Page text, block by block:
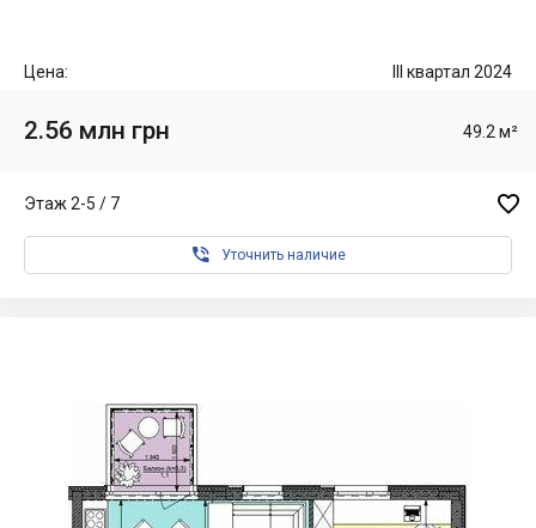
Цена: III квартал 2024
2.56 млн грн 49.2 м²
Этаж 2-5 / 7 
 Уточнить наличие